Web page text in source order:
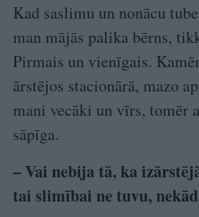
Kad saslimu un nonācu
man mājās palika bērns,
Pirmais un vienīgais.
ārstējos stacionārā, mazo
mani vecāki un vīrs, tomēr
sāpīga.
– Vai nebija tā, ka
tai slimībai ne tuvu,